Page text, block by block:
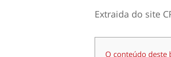
Extraida do site
O conteúdo deste